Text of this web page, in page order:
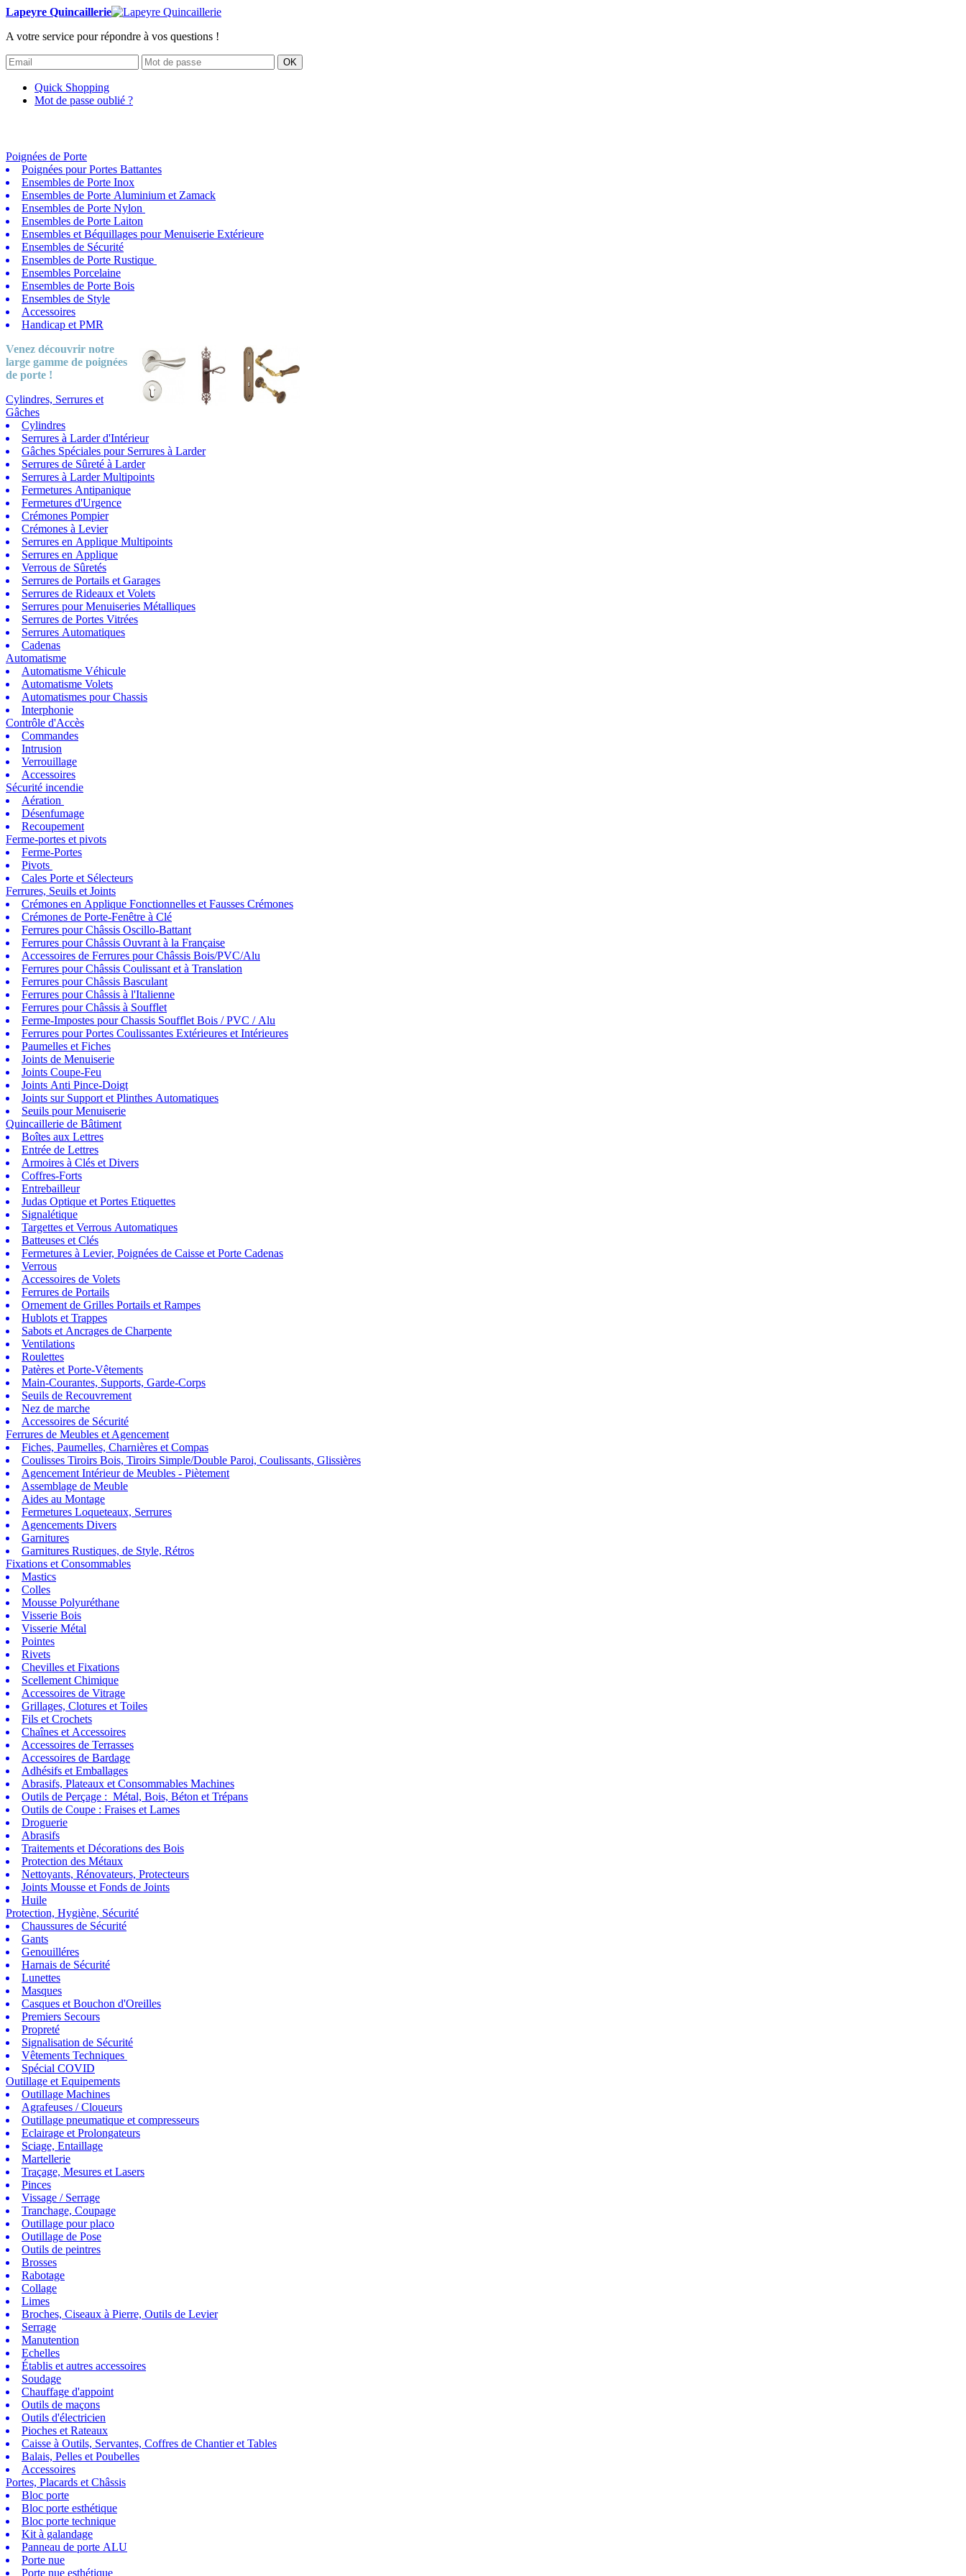
Lapeyre Quincaillerie
A votre service pour répondre à vos questions !
OK
Quick Shopping
Mot de passe oublié ?
Poignées de Porte
Poignées pour Portes Battantes
Ensembles de Porte Inox
Ensembles de Porte Aluminium et Zamack
Ensembles de Porte Nylon
Ensembles de Porte Laiton
Ensembles et Béquillages pour Menuiserie Extérieure
Ensembles de Sécurité
Ensembles de Porte Rustique
Ensembles Porcelaine
Ensembles de Porte Bois
Ensembles de Style
Accessoires
Handicap et PMR
Venez découvrir notre
large gamme de poignées
de porte !
Cylindres, Serrures et
Gâches
Cylindres
Serrures à Larder d'Intérieur
Gâches Spéciales pour Serrures à Larder
Serrures de Sûreté à Larder
Serrures à Larder Multipoints
Fermetures Antipanique
Fermetures d'Urgence
Crémones Pompier
Crémones à Levier
Serrures en Applique Multipoints
Serrures en Applique
Verrous de Sûretés
Serrures de Portails et Garages
Serrures de Rideaux et Volets
Serrures pour Menuiseries Métalliques
Serrures de Portes Vitrées
Serrures Automatiques
Cadenas
Automatisme
Automatisme Véhicule
Automatisme Volets
Automatismes pour Chassis
Interphonie
Contrôle d'Accès
Commandes
Intrusion
Verrouillage
Accessoires
Sécurité incendie
Aération
Désenfumage
Recoupement
Ferme-portes et pivots
Ferme-Portes
Pivots
Cales Porte et Sélecteurs
Ferrures, Seuils et Joints
Crémones en Applique Fonctionnelles et Fausses Crémones
Crémones de Porte-Fenêtre à Clé
Ferrures pour Châssis Oscillo-Battant
Ferrures pour Châssis Ouvrant à la Française
Accessoires de Ferrures pour Châssis Bois/PVC/Alu
Ferrures pour Châssis Coulissant et à Translation
Ferrures pour Châssis Basculant
Ferrures pour Châssis à l'Italienne
Ferrures pour Châssis à Soufflet
Ferme-Impostes pour Chassis Soufflet Bois / PVC / Alu
Ferrures pour Portes Coulissantes Extérieures et Intérieures
Paumelles et Fiches
Joints de Menuiserie
Joints Coupe-Feu
Joints Anti Pince-Doigt
Joints sur Support et Plinthes Automatiques
Seuils pour Menuiserie
Quincaillerie de Bâtiment
Boîtes aux Lettres
Entrée de Lettres
Armoires à Clés et Divers
Coffres-Forts
Entrebailleur
Judas Optique et Portes Etiquettes
Signalétique
Targettes et Verrous Automatiques
Batteuses et Clés
Fermetures à Levier, Poignées de Caisse et Porte Cadenas
Verrous
Accessoires de Volets
Ferrures de Portails
Ornement de Grilles Portails et Rampes
Hublots et Trappes
Sabots et Ancrages de Charpente
Ventilations
Roulettes
Patères et Porte-Vêtements
Main-Courantes, Supports, Garde-Corps
Seuils de Recouvrement
Nez de marche
Accessoires de Sécurité
Ferrures de Meubles et Agencement
Fiches, Paumelles, Charnières et Compas
Coulisses Tiroirs Bois, Tiroirs Simple/Double Paroi, Coulissants, Glissières
Agencement Intérieur de Meubles - Piètement
Assemblage de Meuble
Aides au Montage
Fermetures Loqueteaux, Serrures
Agencements Divers
Garnitures
Garnitures Rustiques, de Style, Rétros
Fixations et Consommables
Mastics
Colles
Mousse Polyuréthane
Visserie Bois
Visserie Métal
Pointes
Rivets
Chevilles et Fixations
Scellement Chimique
Accessoires de Vitrage
Grillages, Clotures et Toiles
Fils et Crochets
Chaînes et Accessoires
Accessoires de Terrasses
Accessoires de Bardage
Adhésifs et Emballages
Abrasifs, Plateaux et Consommables Machines
Outils de Perçage : Métal, Bois, Béton et Trépans
Outils de Coupe : Fraises et Lames
Droguerie
Abrasifs
Traitements et Décorations des Bois
Protection des Métaux
Nettoyants, Rénovateurs, Protecteurs
Joints Mousse et Fonds de Joints
Huile
Protection, Hygiène, Sécurité
Chaussures de Sécurité
Gants
Genouilléres
Harnais de Sécurité
Lunettes
Masques
Casques et Bouchon d'Oreilles
Premiers Secours
Propreté
Signalisation de Sécurité
Vêtements Techniques
Spécial COVID
Outillage et Equipements
Outillage Machines
Agrafeuses / Cloueurs
Outillage pneumatique et compresseurs
Eclairage et Prolongateurs
Sciage, Entaillage
Martellerie
Traçage, Mesures et Lasers
Pinces
Vissage / Serrage
Tranchage, Coupage
Outillage pour placo
Outillage de Pose
Outils de peintres
Brosses
Rabotage
Collage
Limes
Broches, Ciseaux à Pierre, Outils de Levier
Serrage
Manutention
Echelles
Établis et autres accessoires
Soudage
Chauffage d'appoint
Outils de maçons
Outils d'électricien
Pioches et Rateaux
Caisse à Outils, Servantes, Coffres de Chantier et Tables
Balais, Pelles et Poubelles
Accessoires
Portes, Placards et Châssis
Bloc porte
Bloc porte esthétique
Bloc porte technique
Kit à galandage
Panneau de porte ALU
Porte nue
Porte nue esthétique